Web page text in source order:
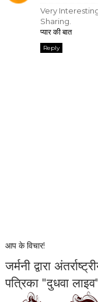
Very
Sharing.
प्यार की बात
Reply
आप के विचार!
जर्मनी द्वारा
पत्रिका "दुधवा लाइव"